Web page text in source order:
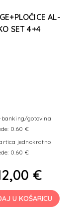
AL-
SET 4+4
banking/gotovina
0.60 €
jednokratno
0.60 €
€
U KOŠARICU